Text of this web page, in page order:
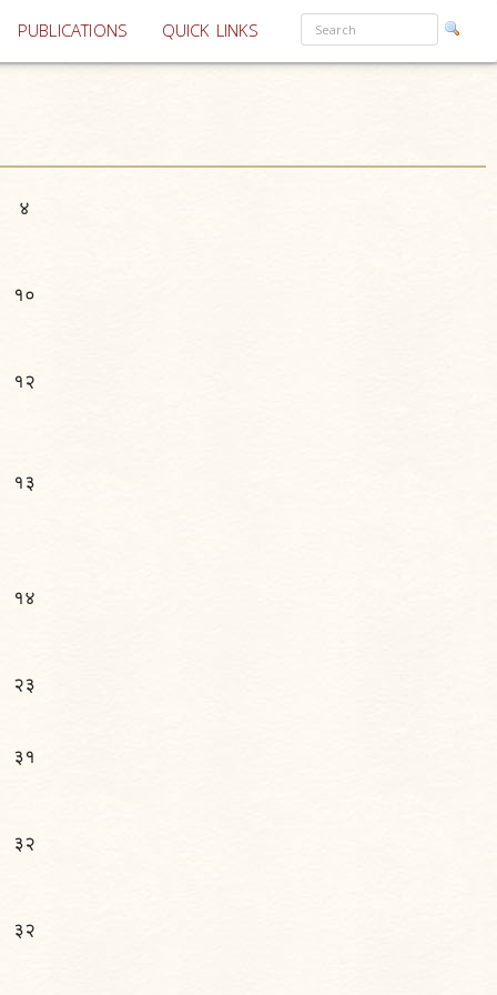
PUBLICATIONS QUICK LINKS
४
१०
१२
१३
१४
२३
३१
३२
३२